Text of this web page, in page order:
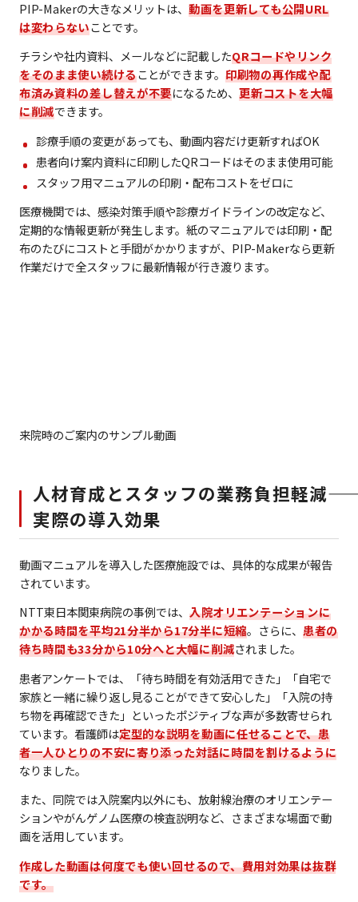
PIP-Makerの大きなメリットは、 動画を更新しても公開URL
は変わらないことです。
チラシや社内資料、メールなどに記載したQRコードやリンク
をそのまま使い続けることができます。印刷物の再作成や配
布済み資料の差し替えが不要になるため、更新コストを大幅
に削減できます。
診療手順の変更があっても、動画内容だけ更新すればOK
患者向け案内資料に印刷したQRコードはそのまま使用可能
スタッフ用マニュアルの印刷・配布コストをゼロに
医療機関では、感染対策手順や診療ガイドラインの改定など、
定期的な情報更新が発生します。紙のマニュアルでは印刷・配
布のたびにコストと手間がかかりますが、PIP-Makerなら更新
作業だけで全スタッフに最新情報が行き渡ります。
来院時のご案内のサンプル動画
人材育成とスタッフの業務負担軽減――
実際の導入効果
動画マニュアルを導入した医療施設では、具体的な成果が報告
されています。
NTT東日本関東病院の事例では、 入院オリエンテーションに
かかる時間を平均21分半から17分半に短縮。さらに、 患者の
待ち時間も33分から10分へと大幅に削減されました。
患者アンケートでは、「待ち時間を有効活用できた」「自宅で
家族と一緒に繰り返し見ることができて安心した」「入院の持
ち物を再確認できた」といったポジティブな声が多数寄せられ
ています。看護師は定型的な説明を動画に任せることで、患
者一人ひとりの不安に寄り添った対話に時間を割けるように
なりました。
また、同院では入院案内以外にも、放射線治療のオリエンテー
ションやがんゲノム医療の検査説明など、さまざまな場面で動
画を活用しています。
作成した動画は何度でも使い回せるので、費用対効果は抜群
です。